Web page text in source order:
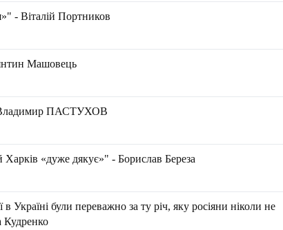
- Віталій Портников
Машовець
ПАСТУХОВ
«дуже дякує»" - Борислав Береза
Україні були переважно за ту річ, яку росіяни ніколи не
Кудренко